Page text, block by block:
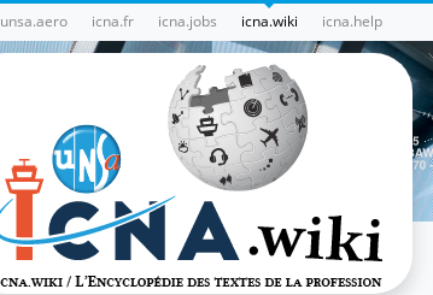
unsa.aero icna.fr icna.jobs icna.wiki icna.help